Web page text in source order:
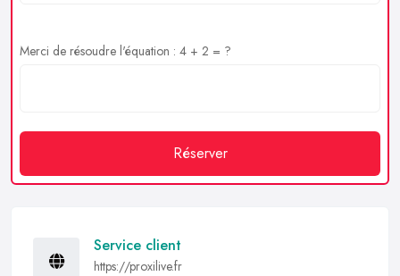
Merci de résoudre l'équation : 4 + 2 = ?
Réserver
Service client
https://proxilive.fr